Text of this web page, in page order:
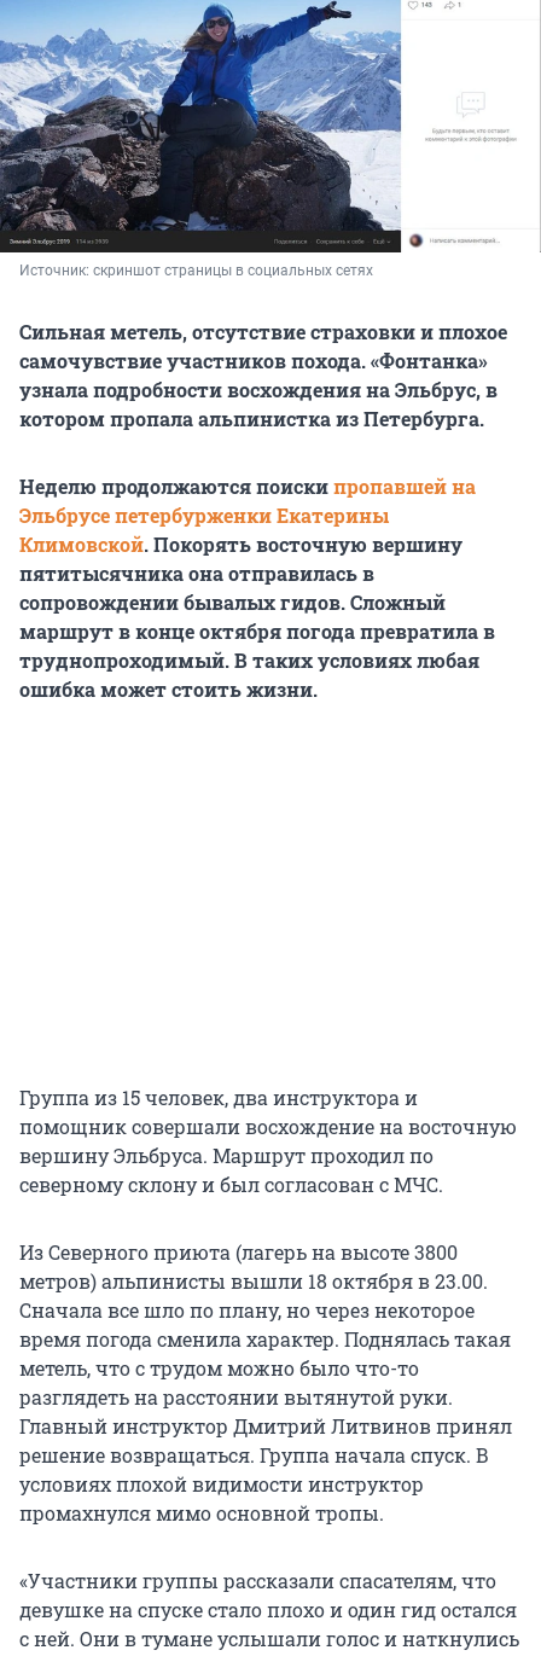
Источник: скриншот страницы в социальных сетях
Сильная метель, отсутствие страховки и плохое
самочувствие участников похода. «Фонтанка»
узнала подробности восхождения на Эльбрус, в
котором пропала альпинистка из Петербурга.
Неделю продолжаются поискипропавшей на
Эльбрусе петербурженки Екатерины
Климовской. Покорять восточную вершину
пятитысячника она отправилась в
сопровождении бывалых гидов. Сложный
маршрут в конце октября погода превратила в
труднопроходимый. В таких условиях любая
ошибка может стоить жизни.
Группа из 15 человек, два инструктора и
помощник совершали восхождение на восточную
вершину Эльбруса. Маршрут проходил по
северному склону и был согласован с МЧС.
Из Северного приюта (лагерь на высоте 3800
метров) альпинисты вышли 18 октября в 23.00.
Сначала все шло по плану, но через некоторое
время погода сменила характер. Поднялась такая
метель, что с трудом можно было что-то
разглядеть на расстоянии вытянутой руки.
Главный инструктор Дмитрий Литвинов принял
решение возвращаться. Группа начала спуск. В
условиях плохой видимости инструктор
промахнулся мимо основной тропы.
«Участники группы рассказали спасателям, что
девушке на спуске стало плохо и один гид остался
с ней. Они в тумане услышали голос и наткнулись